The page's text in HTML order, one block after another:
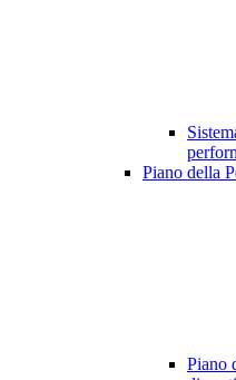
Piano della
Piano